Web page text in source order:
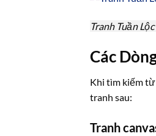
Tranh Tuần
Các
Khi tìm kiếm
tranh sau:
Tranh